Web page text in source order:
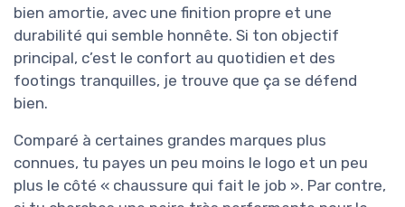
bien amortie, avec une finition propre et une
durabilité qui semble honnête. Si ton objectif
principal, c’est le confort au quotidien et des
footings tranquilles, je trouve que ça se défend
bien.
Comparé à certaines grandes marques plus
connues, tu payes un peu moins le logo et un peu
plus le côté « chaussure qui fait le job ». Par contre,